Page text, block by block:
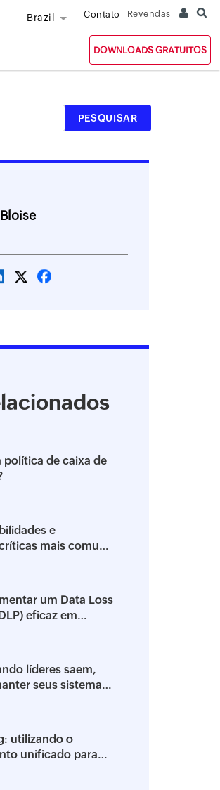
Brazil Contato Revendas
DOWNLOADS GRATUITOS
política de caixa de
e
mais comuns
um Data Loss
eficaz em
líderes saem,
seus sistemas
utilizando o
unificado para